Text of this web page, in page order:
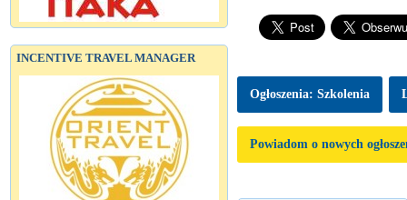
INCENTIVE TRAVEL MANAGER
Ogłoszenia: Szkolenia
Powiadom o nowych